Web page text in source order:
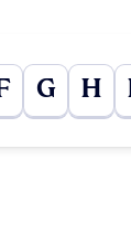
G H